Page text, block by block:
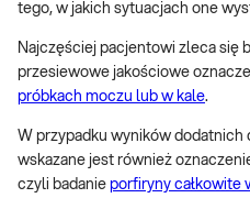
tego, w jakich sytuacjach one
Najczęściej pacjentowi zleca się
przesiewowe jakościowe
próbkach moczu lub w kale.
W przypadku wyników
wskazane jest również
czyli badanie porfiryny całkowite